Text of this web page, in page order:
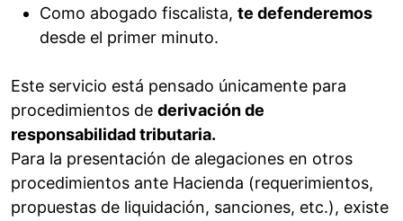
Como abogado fiscalista, te defenderemos
desde el primer minuto.
Este servicio está pensado únicamente para
procedimientos de derivación de
responsabilidad tributaria.
Para la presentación de alegaciones en otros
procedimientos ante Hacienda (requerimientos,
propuestas de liquidación, sanciones, etc.), existe